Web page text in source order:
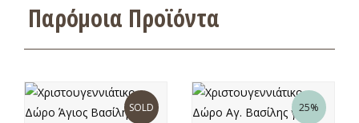
Παρόμοια Προϊόντα
SOLD 25%